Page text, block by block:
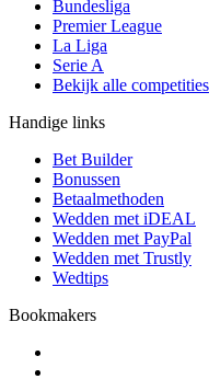
Bundesliga
Premier League
La Liga
Serie A
Bekijk alle competities
Handige links
Bet Builder
Bonussen
Betaalmethoden
Wedden met iDEAL
Wedden met PayPal
Wedden met Trustly
Wedtips
Bookmakers